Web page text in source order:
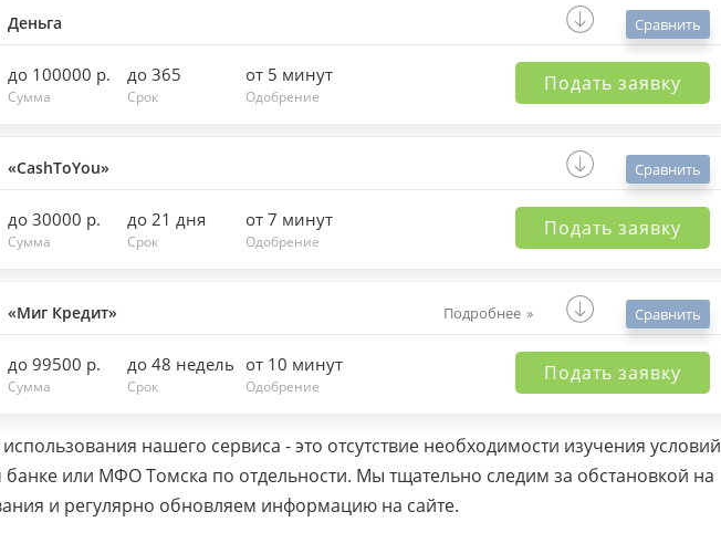
Деньга Сравнить
до 100000 р.
Сумма
до 365
Срок
от 5 минут
Одобрение
Подать заявку
«CashToYou» Сравнить
до 30000 р.
Сумма
до 21 дня
Срок
от 7 минут
Одобрение
Подать заявку
«Миг Кредит» Подробнее Сравнить
до 99500 р.
Сумма
до 48 недель
Срок
от 10 минут
Одобрение
Подать заявку
нашего сервиса - это отсутствие необходимости изучения условий
или МФО Томска по отдельности. Мы тщательно следим за обстановкой на
и регулярно обновляем информацию на сайте.